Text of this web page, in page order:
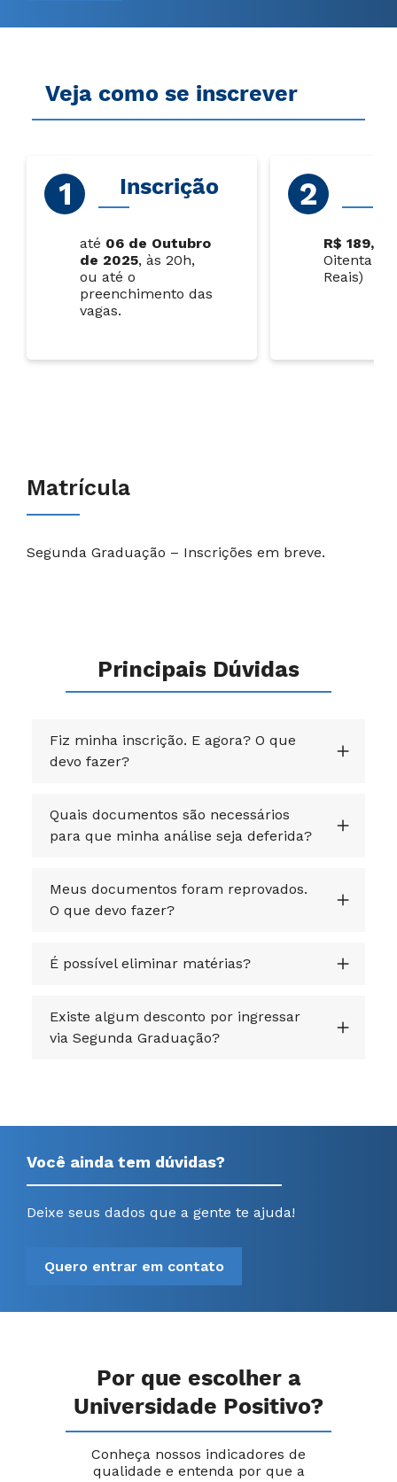
Veja como se inscrever
Inscrição
até 06 de Outubro
de 2025, às 20h,
ou até o
preenchimento das
vagas.
R$ 189,00
Oitenta e
Reais)
Matrícula
Segunda Graduação – Inscrições em breve.
Principais Dúvidas
Fiz minha inscrição. E agora? O que
devo fazer?
Quais documentos são necessários
para que minha análise seja deferida?
Meus documentos foram reprovados.
O que devo fazer?
É possível eliminar matérias?
Existe algum desconto por ingressar
via Segunda Graduação?
Você ainda tem dúvidas?
Deixe seus dados que a gente te ajuda!
Quero entrar em contato
Por que escolher a
Universidade Positivo?
Conheça nossos indicadores de
qualidade e entenda por que a